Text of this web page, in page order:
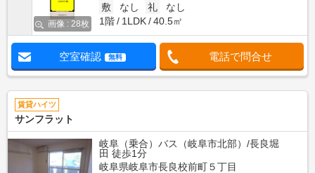
画像 : 28枚
敷
なし 礼
なし
1階
1LDK 40.5㎡
空室確認 無料 電話で問合せ
賃貸ハイツ
サンフラット
岐阜（乗合）バス（岐阜市北部）/長良堀
田 徒歩1分
岐阜県岐阜市長良校前町５丁目